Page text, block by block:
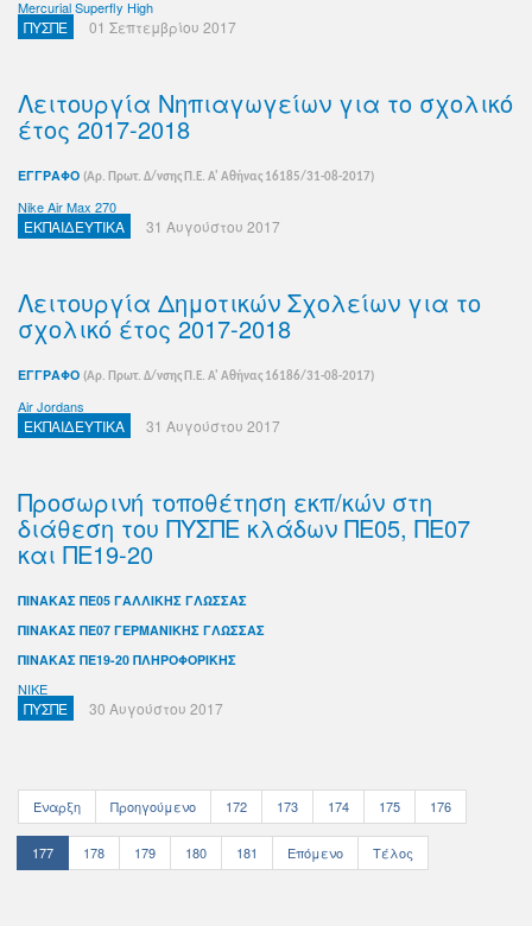
Mercurial Superfly High
ΠΥΣΠΕ 01 Σεπτεμβρίου 2017
Λειτουργία Νηπιαγωγείων για το σχολικό
έτος 2017-2018
ΕΓΓΡΑΦΟ (Αρ. Πρωτ. Δ/νσης Π.Ε. Α' Αθήνας 16185/31-08-2017)
Nike Air Max 270
ΕΚΠΑΙΔΕΥΤΙΚΑ 31 Αυγούστου 2017
Λειτουργία Δημοτικών Σχολείων για το
σχολικό έτος 2017-2018
ΕΓΓΡΑΦΟ (Αρ. Πρωτ. Δ/νσης Π.Ε. Α' Αθήνας 16186/31-08-2017)
Air Jordans
ΕΚΠΑΙΔΕΥΤΙΚΑ 31 Αυγούστου 2017
Προσωρινή τοποθέτηση εκπ/κών στη
διάθεση του ΠΥΣΠΕ κλάδων ΠΕ05, ΠΕ07
και ΠΕ19-20
ΠΙΝΑΚΑΣ ΠΕ05 ΓΑΛΛΙΚΗΣ ΓΛΩΣΣΑΣ
ΠΙΝΑΚΑΣ ΠΕ07 ΓΕΡΜΑΝΙΚΗΣ ΓΛΩΣΣΑΣ
ΠΙΝΑΚΑΣ ΠΕ19-20 ΠΛΗΡΟΦΟΡΙΚΗΣ
NIKE
ΠΥΣΠΕ 30 Αυγούστου 2017
Έναρξη Προηγούμενο 172 173 174 175 176
177 178 179 180 181 Επόμενο Τέλος